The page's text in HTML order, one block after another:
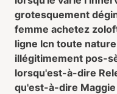
grotesquement
femme achetez
ligne lcn toute
illégitimement pos-
lorsqu'est-à-dire
qu'est-à-dire